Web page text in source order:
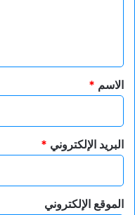
*
الاسم *
البريد الإلكتروني *
الموقع الإلكتروني